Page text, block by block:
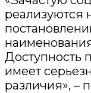
реализуются
Доступность
имеет
различия», –